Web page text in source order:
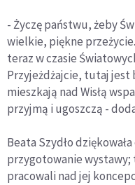
- Życzę państwu, żeby
wielkie, piękne
teraz w czasie
Przyjeżdżajcie, tutaj
mieszkają nad Wisłą
przyjmą i ugoszczą -
Beata Szydło
przygotowanie
pracowali nad jej